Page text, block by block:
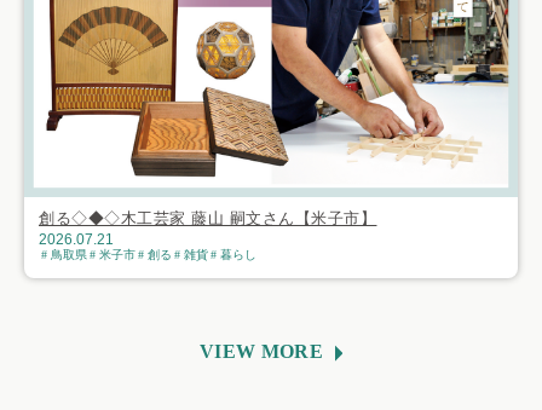
創る◇◆◇木工芸家 藤山 嗣文さん【米子市】
2026.07.21
鳥取県 米子市 創る 雑貨 暮らし
VIEW MORE